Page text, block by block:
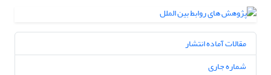
مقالات آماده انتشار
شماره جاری